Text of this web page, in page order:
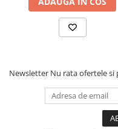
Newsletter Nu rata ofertele